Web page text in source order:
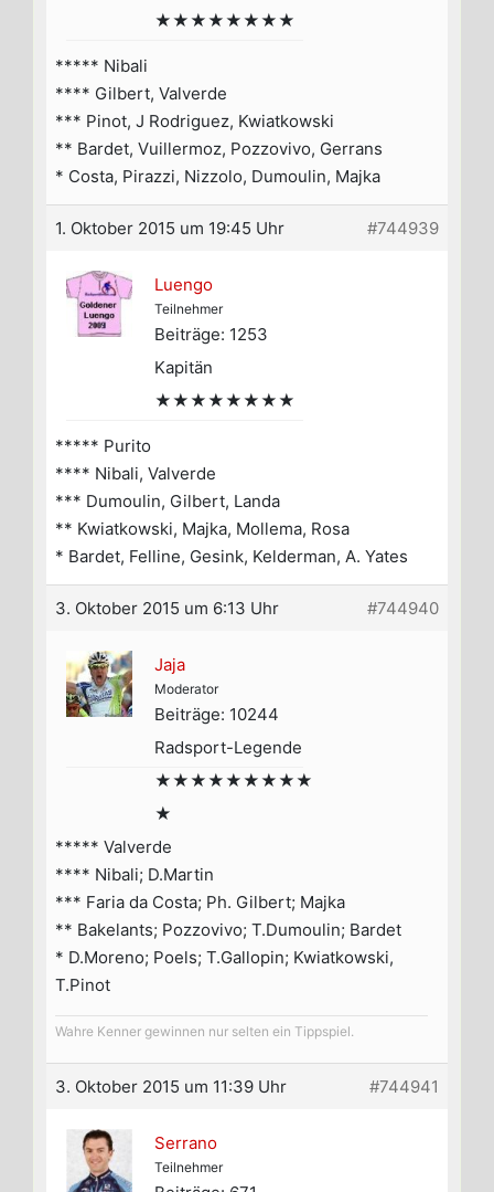
★★★★★★★★
***** Nibali
**** Gilbert, Valverde
*** Pinot, J Rodriguez, Kwiatkowski
** Bardet, Vuillermoz, Pozzovivo, Gerrans
* Costa, Pirazzi, Nizzolo, Dumoulin, Majka
1. Oktober 2015 um 19:45 Uhr #744939
Luengo
Teilnehmer
Beiträge: 1253
Kapitän
★★★★★★★★
***** Purito
**** Nibali, Valverde
*** Dumoulin, Gilbert, Landa
** Kwiatkowski, Majka, Mollema, Rosa
* Bardet, Felline, Gesink, Kelderman, A. Yates
3. Oktober 2015 um 6:13 Uhr #744940
Jaja
Moderator
Beiträge: 10244
Radsport-Legende
★★★★★★★★★
★
***** Valverde
**** Nibali; D.Martin
*** Faria da Costa; Ph. Gilbert; Majka
** Bakelants; Pozzovivo; T.Dumoulin; Bardet
* D.Moreno; Poels; T.Gallopin; Kwiatkowski,
T.Pinot
Wahre Kenner gewinnen nur selten ein Tippspiel.
3. Oktober 2015 um 11:39 Uhr #744941
Serrano
Teilnehmer